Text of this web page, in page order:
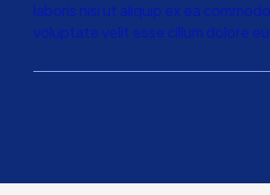
laboris nisi ut aliquip ex ea
voluptate velit esse cillum dolore